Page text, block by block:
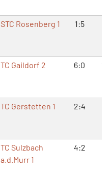
STC Rosenberg 1 1:5
TC Gaildorf 2 6:0
TC Gerstetten 1 2:4
TC Sulzbach
a.d.Murr 1
4:2